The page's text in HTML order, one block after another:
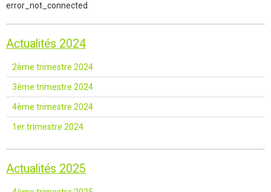
error_not_connected
Actualités 2024
2ème trimestre 2024
3ème trimestre 2024
4ème trimestre 2024
1er trimestre 2024
Actualités 2025